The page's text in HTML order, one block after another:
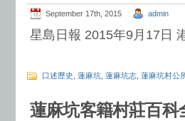
September 17th, 2015 admin
星島日報 2015年9月17日
口述歷史 蓮麻坑 蓮麻坑志 蓮麻坑村公
蓮麻坑客籍村莊百科